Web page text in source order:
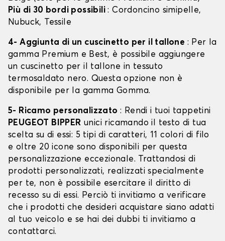
Più di 30 bordi possibili: Cordoncino simipelle,
Nubuck, Tessile
4- Aggiunta di un cuscinetto per il tallone : Per la
gamma Premium e Best, è possibile aggiungere
un cuscinetto per il tallone in tessuto
termosaldato nero. Questa opzione non è
disponibile per la gamma Gomma.
5- Ricamo personalizzato : Rendi i tuoi tappetini
PEUGEOT BIPPER unici ricamando il testo di tua
scelta su di essi: 5 tipi di caratteri, 11 colori di filo
e oltre 20 icone sono disponibili per questa
personalizzazione eccezionale. Trattandosi di
prodotti personalizzati, realizzati specialmente
per te, non è possibile esercitare il diritto di
recesso su di essi. Perciò ti invitiamo a verificare
che i prodotti che desideri acquistare siano adatti
al tuo veicolo e se hai dei dubbi ti invitiamo a
contattarci.